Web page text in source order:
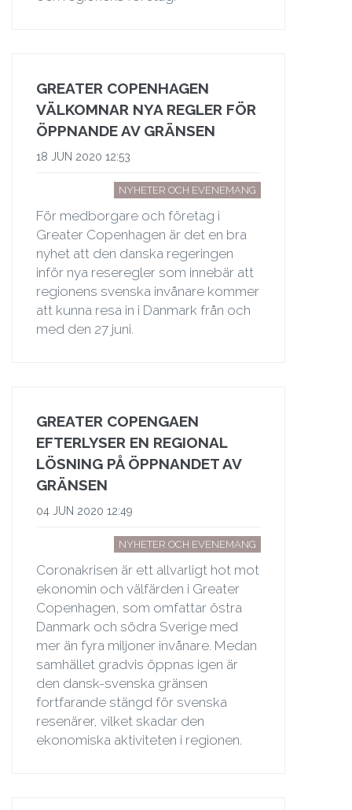
GREATER COPENHAGEN
VÄLKOMNAR NYA REGLER FÖR
ÖPPNANDE AV GRÄNSEN
18 JUN 2020 12:53
NYHETER OCH EVENEMANG
För medborgare och företag i
Greater Copenhagen är det en bra
nyhet att den danska regeringen
inför nya reseregler som innebär att
regionens svenska invånare kommer
att kunna resa in i Danmark från och
med den 27 juni.
GREATER COPENGAEN
EFTERLYSER EN REGIONAL
LÖSNING PÅ ÖPPNANDET AV
GRÄNSEN
04 JUN 2020 12:49
NYHETER OCH EVENEMANG
Coronakrisen är ett allvarligt hot mot
ekonomin och välfärden i Greater
Copenhagen, som omfattar östra
Danmark och södra Sverige med
mer än fyra miljoner invånare. Medan
samhället gradvis öppnas igen är
den dansk-svenska gränsen
fortfarande stängd för svenska
resenärer, vilket skadar den
ekonomiska aktiviteten i regionen.